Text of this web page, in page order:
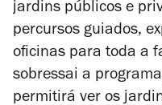
jardins públicos e
percursos guiados,
oficinas para toda a
sobressai a
permitirá ver os